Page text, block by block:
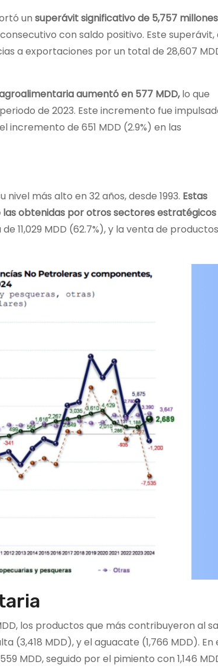
un superávit significativo de 5,757
con saldo positivo. Este superávit,
a exportaciones por un total de 28,607
aumentó en 577 MDD,lo que
de 2023. Este incremento fue
incremento de 651 MDD (2.9%) en las
más alto en 32 años, desde 1993. Estas
obtenidas por otros sectores estratégicos
11,029 MDD (62.7%), y la venta de productos
los productos que más contribuyeron al
(3,418 MDD), y el aguacate (1,766 MDD). En
MDD, seguido por el pimiento con 1,146